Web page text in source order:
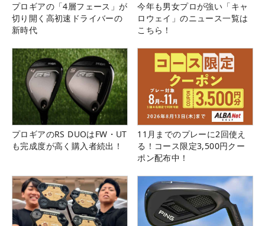
プロギアの「4層フェース」が
切り開く高初速ドライバーの
新時代
今年も男女プロが強い「キャ
ロウェイ」のニュース一覧は
こちら！
プロギアのRS DUOはFW・UT
も完成度が高く購入者続出！
11月までのプレーに2回使え
る！コース限定3,500円クー
ポン配布中！